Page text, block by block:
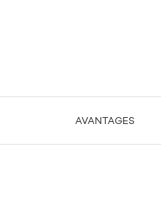
AVANTAGES